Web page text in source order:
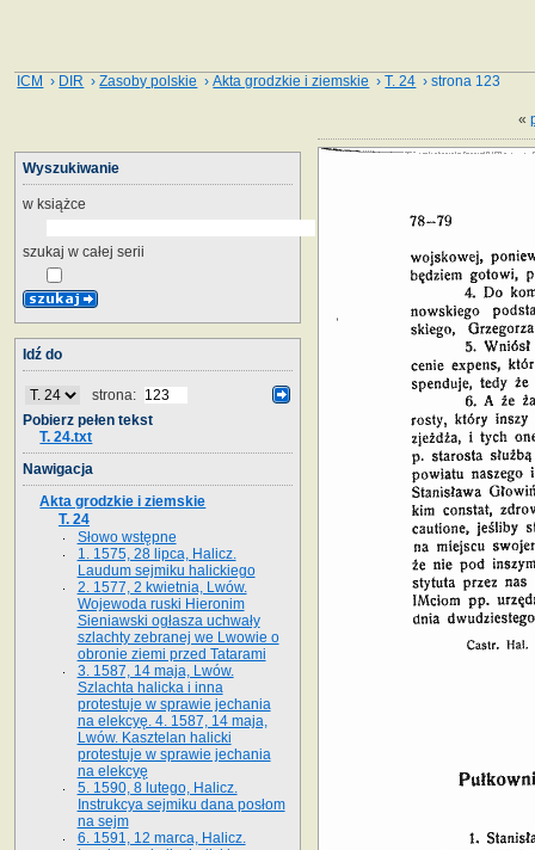
ICM › DIR ›Zasoby polskie ›Akta grodzkie i ziemskie ›T. 24 › strona 123
«
Wyszukiwanie
w książce
szukaj w całej serii
Idź do
strona:
Pobierz pełen tekst
T. 24.txt
Nawigacja
Akta grodzkie i ziemskie
T. 24
Słowo wstępne
1. 1575, 28 lipca, Halicz.
Laudum sejmiku halickiego
2. 1577, 2 kwietnia, Lwów.
Wojewoda ruski Hieronim
Sieniawski ogłasza uchwały
szlachty zebranej we Lwowie o
obronie ziemi przed Tatarami
3. 1587, 14 maja, Lwów.
Szlachta halicka i inna
protestuje w sprawie jechania
na elekcyę. 4. 1587, 14 maja,
Lwów. Kasztelan halicki
protestuje w sprawie jechania
na elekcyę
5. 1590, 8 lutego, Halicz.
Instrukcya sejmiku dana posłom
na sejm
6. 1591, 12 marca, Halicz.